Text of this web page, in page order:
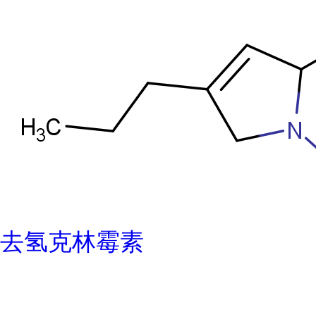
去氢克林霉素